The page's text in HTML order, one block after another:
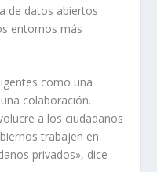
de datos abiertos
entornos más
como una
colaboración.
a los ciudadanos
trabajen en
privados», dice